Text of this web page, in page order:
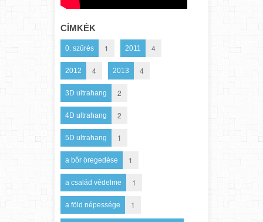
CÍMKÉK
0. szűrés 1 2011 4
2012 4 2013 4
3D ultrahang 2
4D ultrahang 2
5D ultrahang 1
a bőr öregedése 1
a család védelme 1
a föld népessége 1